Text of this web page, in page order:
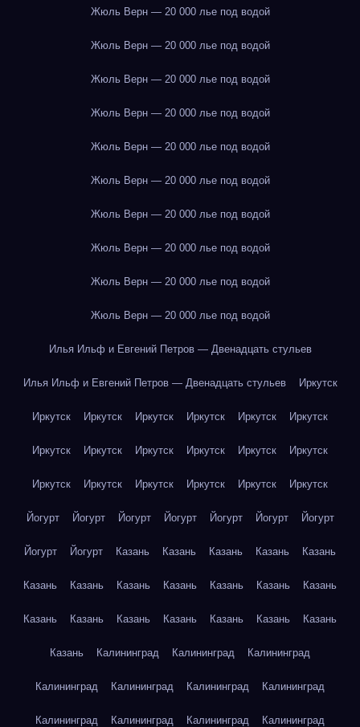
Жюль Верн — 20 000 лье под водой
Жюль Верн — 20 000 лье под водой
Жюль Верн — 20 000 лье под водой
Жюль Верн — 20 000 лье под водой
Жюль Верн — 20 000 лье под водой
Жюль Верн — 20 000 лье под водой
Жюль Верн — 20 000 лье под водой
Жюль Верн — 20 000 лье под водой
Жюль Верн — 20 000 лье под водой
Жюль Верн — 20 000 лье под водой
Илья Ильф и Евгений Петров — Двенадцать стульев
Илья Ильф и Евгений Петров — Двенадцать стульев Иркутск
Иркутск Иркутск Иркутск Иркутск Иркутск Иркутск
Иркутск Иркутск Иркутск Иркутск Иркутск Иркутск
Иркутск Иркутск Иркутск Иркутск Иркутск Иркутск
Йогурт Йогурт Йогурт Йогурт Йогурт Йогурт Йогурт
Йогурт Йогурт Казань Казань Казань Казань Казань
Казань Казань Казань Казань Казань Казань Казань
Казань Казань Казань Казань Казань Казань Казань
Казань Калининград Калининград Калининград
Калининград Калининград Калининград Калининград
Калининград Калининград Калининград Калининград